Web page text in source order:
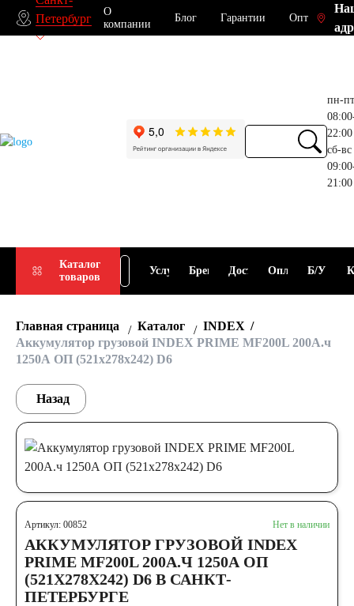
Петербург
О
компании
Блог Гарантии Опт
пн-пт
22:00
сб-вс
21:00
Каталог
товаров
Подбор
АКБ
Услуги Бренды ДоставкаОплата Б/У
Главная страница Каталог
INDEX
Аккумулятор грузовой INDEX PRIME MF200L 200А.ч
1250А ОП (521x278x242) D6
Назад
Артикул: 00852 Нет в наличии
АККУМУЛЯТОР ГРУЗОВОЙ INDEX
PRIME MF200L 200А.Ч 1250А ОП
(521X278X242) D6 В САНКТ-
ПЕТЕРБУРГЕ